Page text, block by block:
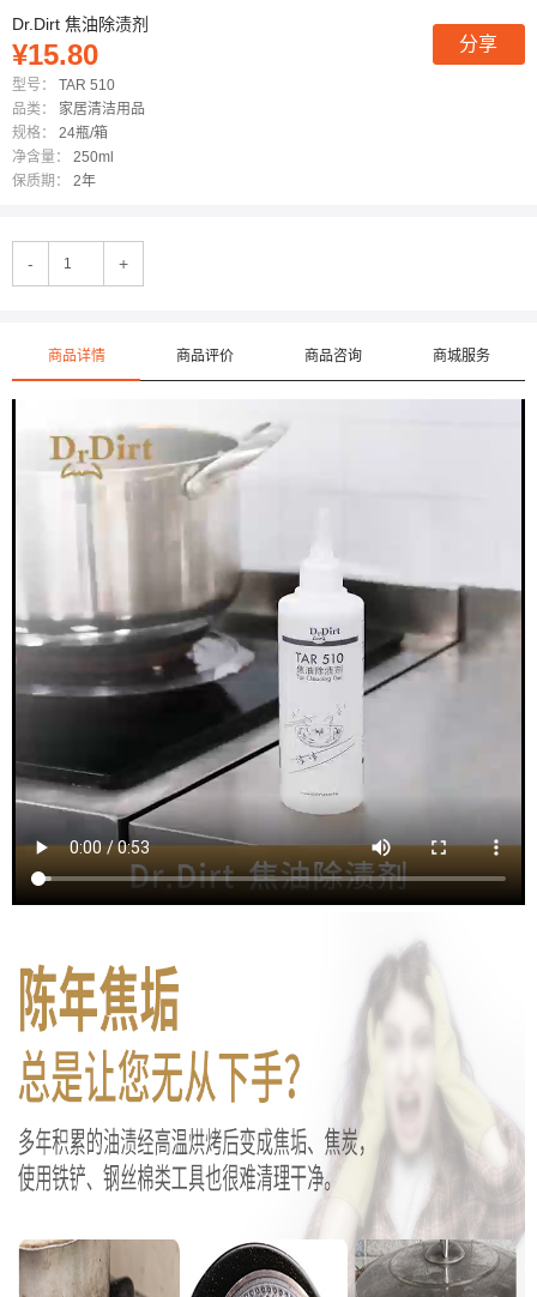
Dr.Dirt 焦油除渍剂
分享
¥15.80
型号：
TAR 510
品类：
家居清洁用品
规格：
24瓶/箱
净含量：
250ml
保质期：
2年
- +
商品详情 商品评价 商品咨询 商城服务